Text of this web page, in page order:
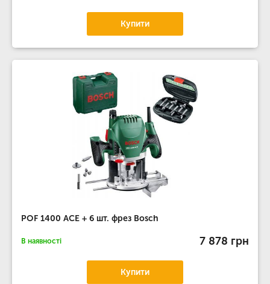
Купити
POF 1400 ACE + 6 шт. фрез Bosch
В наявності 7 878 грн
Купити